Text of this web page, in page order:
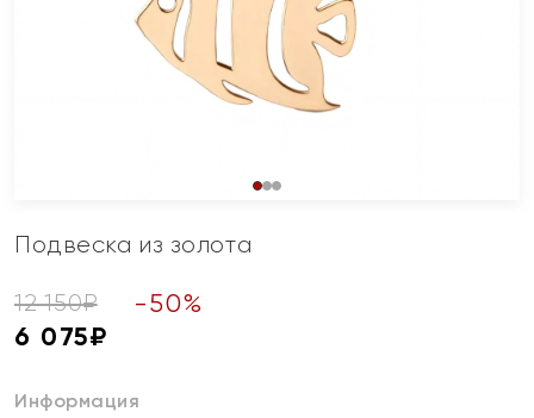
Подвеска из золота
12 150₽ -50%
6 075₽
Информация